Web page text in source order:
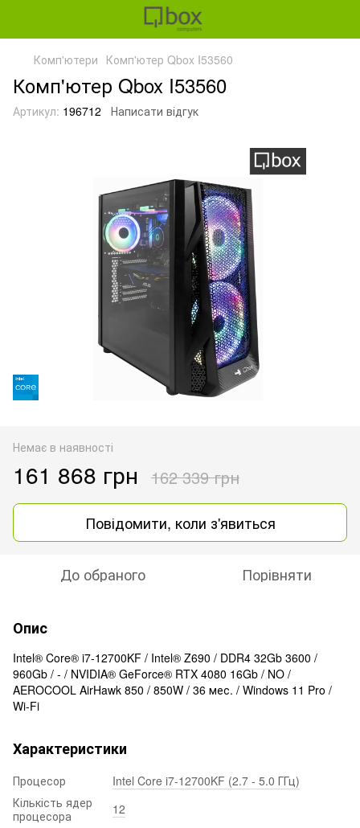
Комп'ютери Комп'ютер Qbox I53560
Комп'ютер Qbox I53560
Артикул: 196712 Написати відгук
Немає в наявності
161 868 грн 162 339 грн
Повідомити, коли з'явиться
До обраного Порівняти
Опис
Intel® Core® i7-12700KF / Intel® Z690 / DDR4 32Gb 3600 /
960Gb / - / NVIDIA® GeForce® RTX 4080 16Gb / NO /
AEROCOOL AirHawk 850 / 850W / 36 мес. / Windows 11 Pro /
Wi-Fi
Характеристики
Процесор
Intel Core i7-12700KF (2.7 - 5.0 ГГц)
Кількість ядер
процесора
12